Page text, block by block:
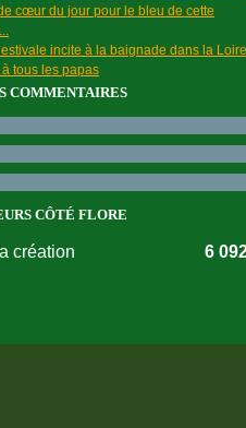
cœur du jour pour le bleu de cette
incite à la baignade dans la
à tous les papas
COMMENTAIRES
CÔTÉ FLORE
création 6